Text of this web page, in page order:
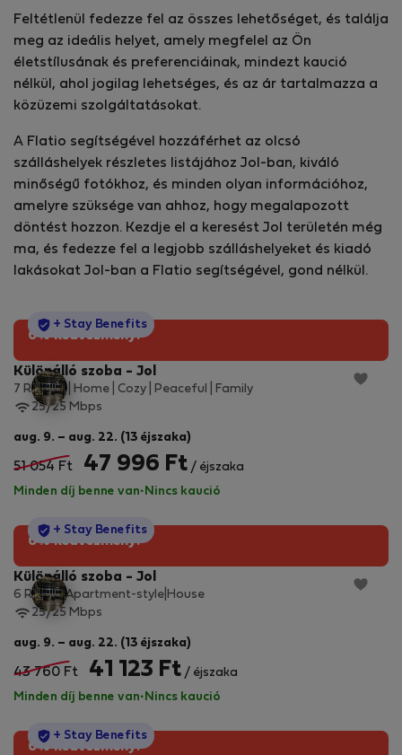
Feltétlenül fedezze fel az összes lehetőséget, és találja
meg az ideális helyet, amely megfelel az Ön
életstílusának és preferenciáinak, mindezt kaució
nélkül, ahol jogilag lehetséges, és az ár tartalmazza a
közüzemi szolgáltatásokat.
A Flatio segítségével hozzáférhet az olcsó
szálláshelyek részletes listájához Jol-ban, kiváló
minőségű fotókhoz, és minden olyan információhoz,
amelyre szüksége van ahhoz, hogy megalapozott
döntést hozzon. Kezdje el a keresést Jol területén még
ma, és fedezze fel a legjobb szálláshelyeket és kiadó
lakásokat Jol-ban a Flatio segítségével, gond nélkül.
6% kedvezmény!
StayProtection
+ Stay Benefits
Különálló szoba - Jol
7 Rooms | Home | Cozy | Peaceful | Family
25/25 Mbps
aug. 9. – aug. 22. (13 éjszaka)
51 054 Ft 47 996 Ft / éjszaka
Minden díj benne van· Nincs kaució
6% kedvezmény!
StayProtection
+ Stay Benefits
Különálló szoba - Jol
6 Room |Apartment-style|House
25/25 Mbps
aug. 9. – aug. 22. (13 éjszaka)
43 760 Ft 41 123 Ft / éjszaka
Minden díj benne van· Nincs kaució
6% kedvezmény!
StayProtection
+ Stay Benefits